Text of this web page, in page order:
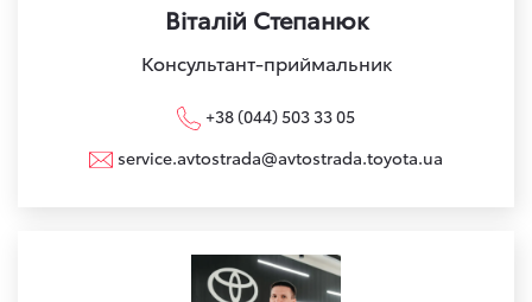
Віталій Степанюк
Консультант-приймальник
+38 (044) 503 33 05
service.avtostrada@avtostrada.toyota.ua